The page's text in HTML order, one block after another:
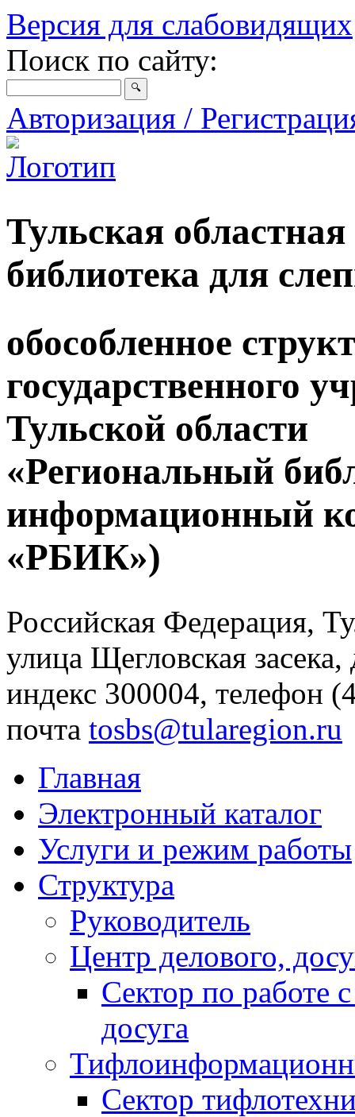
Версия для слабовидящих
Поиск по сайту:
Авторизация /
Тульская
библиотека для
обособленное
государственного
Тульской области
«Региональный
информационный
«РБИК»)
Российская Федерация,
улица Щегловская
индекс 300004, телефон
почта tosbs@tularegion.ru
Главная
Электронный каталог
Услуги и режим работы
Структура
Руководитель
Центр делового,
Сектор по работе
досуга
Сектор